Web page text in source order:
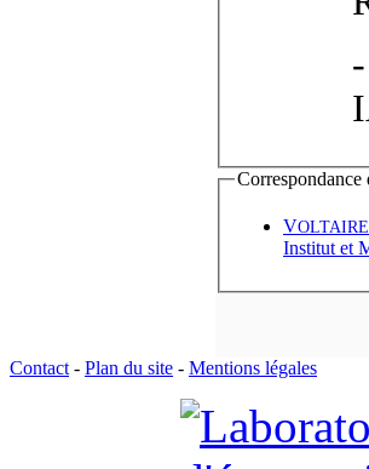
Correspondance
VOLTAIRE
Institut et
Contact- Plan du site - Mentions légales